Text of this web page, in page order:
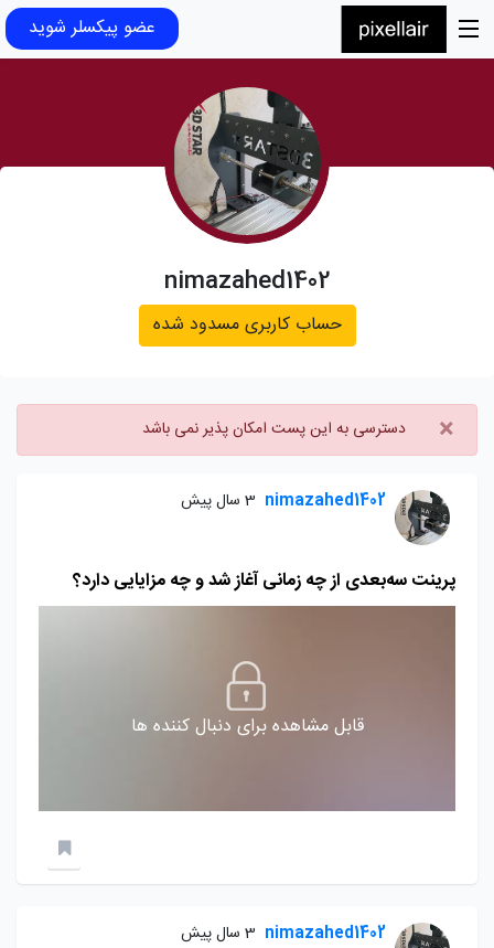
عضو پیکسلر شوید
nimazahed1402
حساب کاربری مسدود شده
× دسترسی به این پست امکان پذیر نمی باشد
nimazahed1402 3 سال پیش
پرینت سه‌بعدی از چه زمانی آغاز شد و چه مزایایی دارد؟
قابل مشاهده برای دنبال کننده ها
nimazahed1402 3 سال پیش